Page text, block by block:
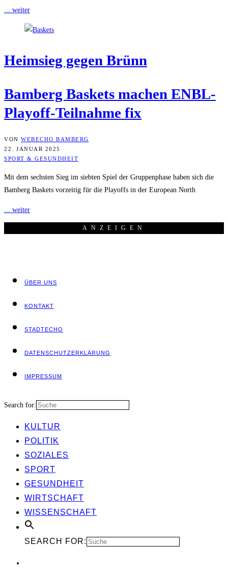
... weiter
Heim­sieg gegen Brünn
Bam­berg Bas­kets machen ENBL-
Play­off-Teil­nah­me fix
VON WEBECHO BAMBERG
22. JANUAR 2025
SPORT & GESUNDHEIT
Mit dem sechsten Sieg im siebten Spiel der Gruppenphase haben sich die
Bamberg Baskets vorzeitig für die Playoffs in der European North
... weiter
ANZEI­GEN
ÜBER UNS
KON­TAKT
STADT­ECHO
DATEN­SCHUTZ­ER­KLÄ­RUNG
IMPRES­SUM
Search for:
KUL­TUR
POLI­TIK
SOZIA­LES
SPORT
GESUND­HEIT
WIRT­SCHAFT
WIS­SEN­SCHAFT
SEARCH FOR: